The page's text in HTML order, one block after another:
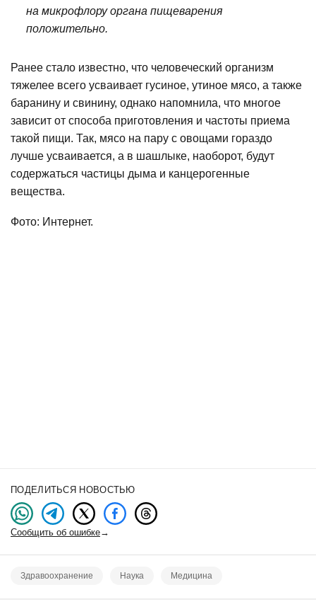
на микрофлору органа пищеварения
положительно.
Ранее стало известно, что человеческий организм
тяжелее всего усваивает гусиное, утиное мясо, а также
баранину и свинину, однако напомнила, что многое
зависит от способа приготовления и частоты приема
такой пищи. Так, мясо на пару с овощами гораздо
лучше усваивается, а в шашлыке, наоборот, будут
содержаться частицы дыма и канцерогенные
вещества.
Фото: Интернет.
ПОДЕЛИТЬСЯ НОВОСТЬЮ
Сообщить об ошибке→
Здравоохранение Наука Медицина